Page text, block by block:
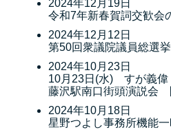
2024年12月19日
令和7年新春賀詞交歓会
2024年12月12日
第50回衆議院議員総選
2024年10月23日
10月23日(水) すが義偉
藤沢駅南口街頭演説会
2024年10月18日
星野つよし事務所機能